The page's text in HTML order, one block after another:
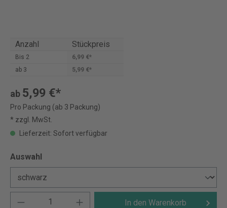
Anzahl Stückpreis
Bis 2
6,99 €*
ab 3 5,99 €*
ab 5,99 €*
Pro Packung (ab 3 Packung)
* zzgl. MwSt.
Lieferzeit: Sofort verfügbar
Auswahl
In den Warenkorb